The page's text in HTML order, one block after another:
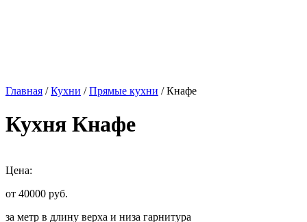
Главная /Кухни /Прямые кухни / Кнафе
Кухня Кнафе
Цена:
от 40000 руб.
за метр в длину верха и низа гарнитура